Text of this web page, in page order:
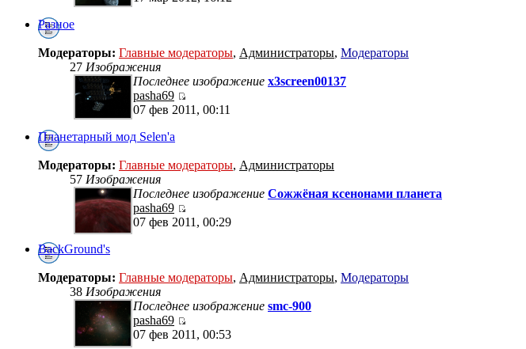
Разное
Модераторы: Главные модераторы, Администраторы, Модераторы
27 Изображения
Последнее изображение x3screen00137
pasha69
07 фев 2011, 00:11
Планетарный мод Selen'a
Модераторы: Главные модераторы, Администраторы
57 Изображения
Последнее изображение Сожжёная ксенонами планета
pasha69
07 фев 2011, 00:29
BackGround's
Модераторы: Главные модераторы, Администраторы, Модераторы
38 Изображения
Последнее изображение smc-900
pasha69
07 фев 2011, 00:53